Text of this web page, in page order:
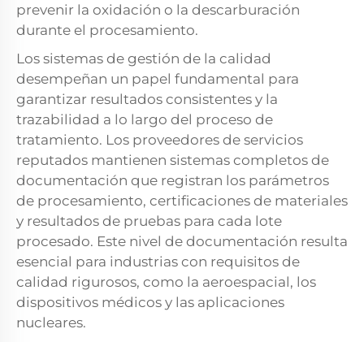
prevenir la oxidación o la descarburación
durante el procesamiento.
Los sistemas de gestión de la calidad
desempeñan un papel fundamental para
garantizar resultados consistentes y la
trazabilidad a lo largo del proceso de
tratamiento. Los proveedores de servicios
reputados mantienen sistemas completos de
documentación que registran los parámetros
de procesamiento, certificaciones de materiales
y resultados de pruebas para cada lote
procesado. Este nivel de documentación resulta
esencial para industrias con requisitos de
calidad rigurosos, como la aeroespacial, los
dispositivos médicos y las aplicaciones
nucleares.